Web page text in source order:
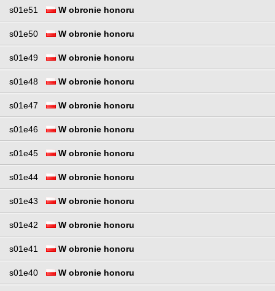
s01e51 W obronie honoru
s01e50 W obronie honoru
s01e49 W obronie honoru
s01e48 W obronie honoru
s01e47 W obronie honoru
s01e46 W obronie honoru
s01e45 W obronie honoru
s01e44 W obronie honoru
s01e43 W obronie honoru
s01e42 W obronie honoru
s01e41 W obronie honoru
s01e40 W obronie honoru